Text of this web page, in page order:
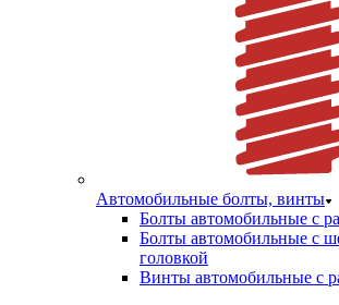
Автомобильные болты, винты
Болты автомобильные с
Болты автомобильные с
головкой
Винты автомобильные с